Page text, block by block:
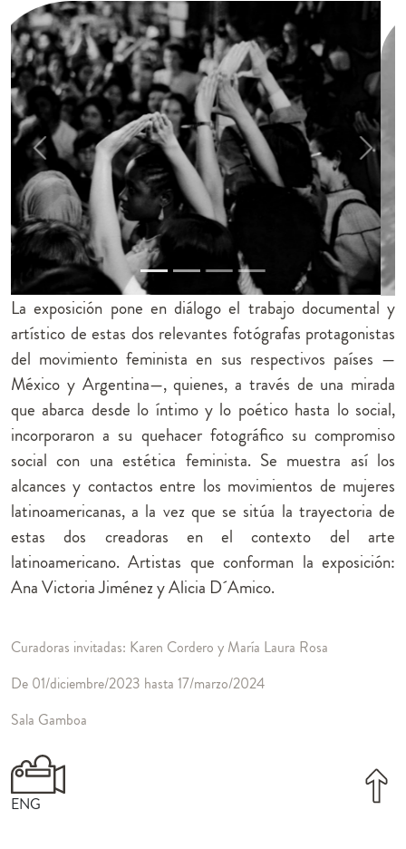
Previous Next
La exposición pone en diálogo el trabajo documental y
artístico de estas dos relevantes fotógrafas protagonistas
del movimiento feminista en sus respectivos países —
México y Argentina—, quienes, a través de una mirada
que abarca desde lo íntimo y lo poético hasta lo social,
incorporaron a su quehacer fotográfico su compromiso
social con una estética feminista. Se muestra así los
alcances y contactos entre los movimientos de mujeres
latinoamericanas, a la vez que se sitúa la trayectoria de
estas dos creadoras en el contexto del arte
latinoamericano. Artistas que conforman la exposición:
Ana Victoria Jiménez y Alicia D´Amico.
Curadoras invitadas: Karen Cordero y María Laura Rosa
De 01/diciembre/2023 hasta 17/marzo/2024
Sala Gamboa
ENG